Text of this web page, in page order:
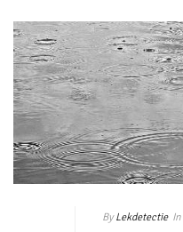
By Lekdetectie In